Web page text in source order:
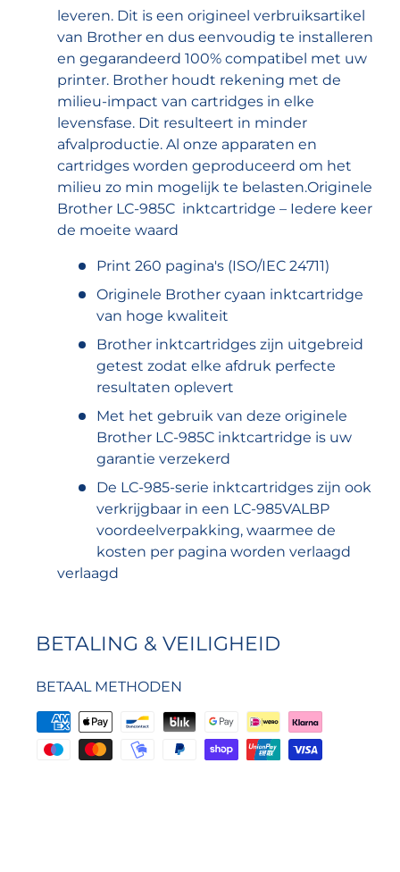
leveren. Dit is een origineel verbruiksartikel
van Brother en dus eenvoudig te installeren
en gegarandeerd 100% compatibel met uw
printer. Brother houdt rekening met de
milieu-impact van cartridges in elke
levensfase. Dit resulteert in minder
afvalproductie. Al onze apparaten en
cartridges worden geproduceerd om het
milieu zo min mogelijk te belasten.Originele
Brother LC-985C inktcartridge – Iedere keer
de moeite waard
Print 260 pagina's (ISO/IEC 24711)
Originele Brother cyaan inktcartridge
van hoge kwaliteit
Brother inktcartridges zijn uitgebreid
getest zodat elke afdruk perfecte
resultaten oplevert
Met het gebruik van deze originele
Brother LC-985C inktcartridge is uw
garantie verzekerd
De LC-985-serie inktcartridges zijn ook
verkrijgbaar in een LC-985VALBP
voordeelverpakking, waarmee de
kosten per pagina worden verlaagd
verlaagd
BETALING & VEILIGHEID
BETAAL METHODEN